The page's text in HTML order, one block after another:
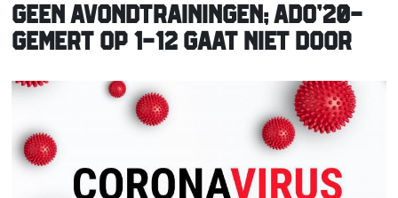
GEEN AVONDTRAININGEN; ADO’20-
GEMERT OP 1-12 GAAT NIET DOOR